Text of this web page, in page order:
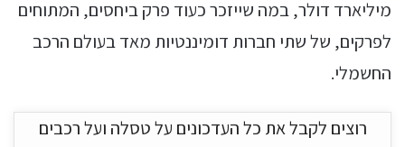
מיליארד דולר, במה שייזכר כעוד פרק ביחסים, המתוחים
לפרקים, של שתי חברות דומיננטיות מאד בעולם הרכב
החשמלי.
רוצים לקבל את כל העדכונים על טסלה ועל רכבים